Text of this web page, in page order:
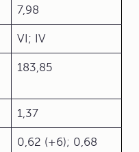
7,98
VI; IV
183,85
1,37
0,62 (+6); 0,68